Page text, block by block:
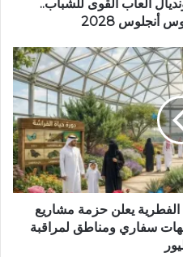
مونديال ألعاب القوى للشباب..
أنجلوس 2028
الفطرية يعلن حزمة مشاريع
سفاري ومناطق لمراقبة